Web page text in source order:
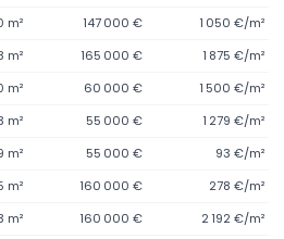
m² 147 000 €
1 050 €/m²
m² 165 000 €
1 875 €/m²
m² 60 000 €
1 500 €/m²
m² 55 000 €
1 279 €/m²
m² 55 000 €
93 €/m²
m² 160 000 €
278 €/m²
m² 160 000 € 2 192 €/m²